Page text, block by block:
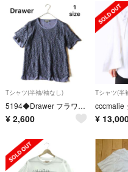
Tシャツ(半袖/袖なし)
5194◆Drawer フラワーレース カットソー 総レース ネイビー
¥ 2,600
Tシャツ(半
¥